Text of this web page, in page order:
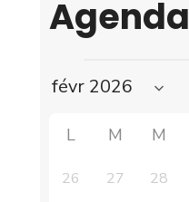
Agenda
L M M
26 27 28